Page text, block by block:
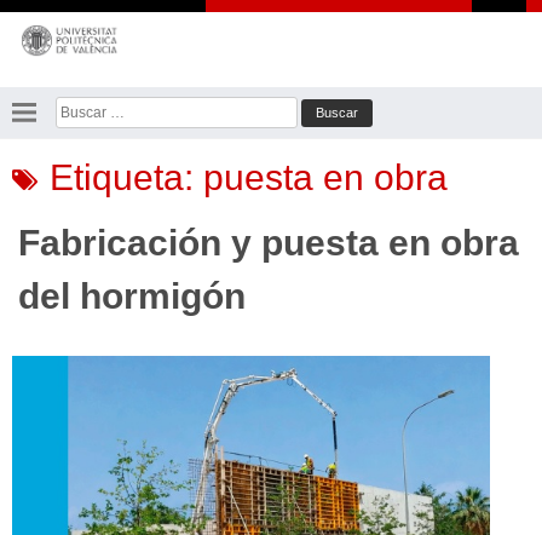
Saltar
contenido
Buscar:
Etiqueta: puesta en obra
Fabricación y puesta en obra
del hormigón